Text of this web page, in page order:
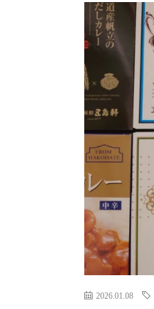
2026.01.08